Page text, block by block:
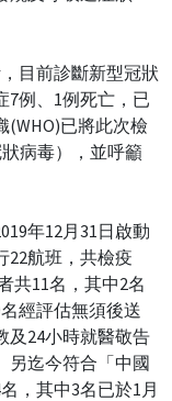
目前診斷新型冠狀
7例、1例死亡，已
(WHO)已將此次檢
病毒），並呼籲
年12月31日啟動
22航班，共檢疫
共11名，其中2名
經評估無須後送
及24小時就醫敬告
另迄今符合「中國
，其中3名已於1月